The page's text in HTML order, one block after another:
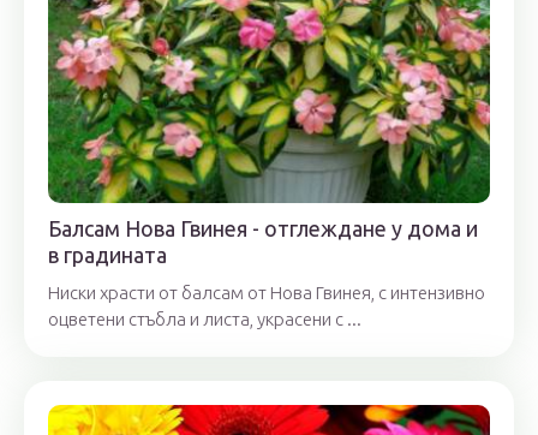
Балсам Нова Гвинея - отглеждане у дома и
в градината
Ниски храсти от балсам от Нова Гвинея, с интензивно
оцветени стъбла и листа, украсени с ...